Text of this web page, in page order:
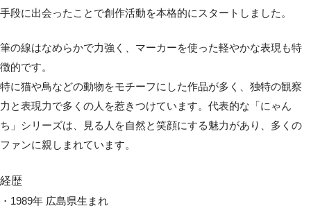
手段に出会ったことで創作活動を本格的にスタートしました。
筆の線はなめらかで力強く、マーカーを使った軽やかな表現も特
徴的です。
特に猫や鳥などの動物をモチーフにした作品が多く、独特の観察
力と表現力で多くの人を惹きつけています。代表的な「にゃん
ち」シリーズは、見る人を自然と笑顔にする魅力があり、多くの
ファンに親しまれています。
経歴
・1989年 広島県生まれ